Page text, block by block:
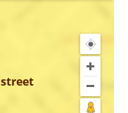
street